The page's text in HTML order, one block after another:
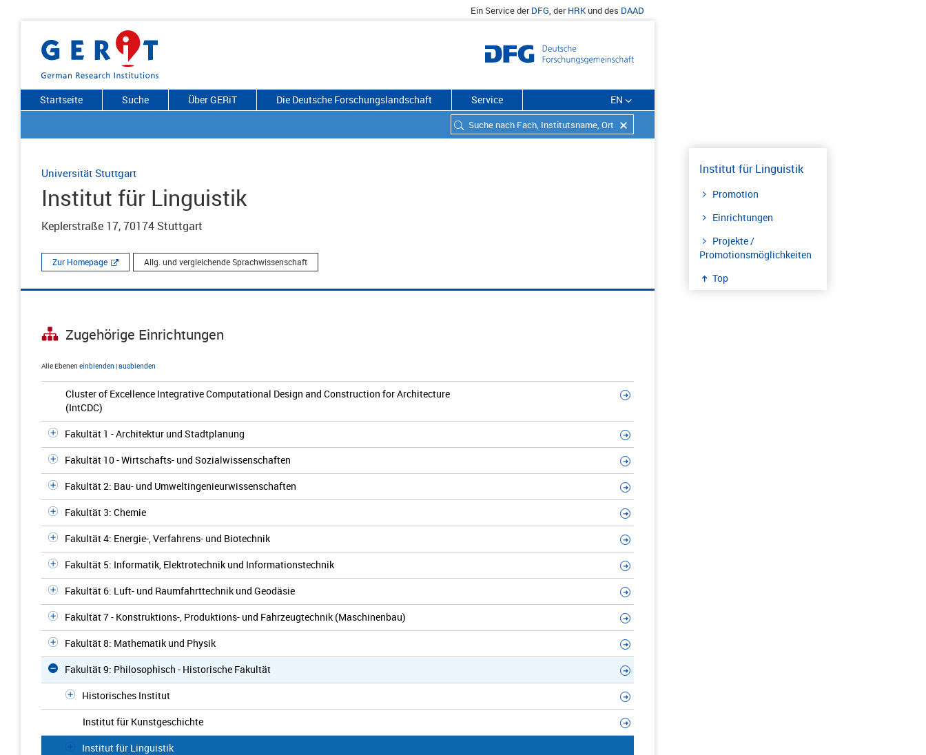
Ein Service derDFG, derHRKund des DAAD
Startseite Suche Über GERiT Die Deutsche Forschungslandschaft Service EN
Institut für Linguistik
Promotion
Einrichtungen
Projekte /
Promotionsmöglichkeiten
Top
Universität Stuttgart
Institut für Linguistik
Keplerstraße 17, 70174 Stuttgart
Zur Homepage Allg. und vergleichende Sprachwissenschaft
Zugehörige Einrichtungen
Alle Ebenen einblenden |ausblenden
Cluster of Excellence Integrative Computational Design and Construction for Architecture
(IntCDC)
Fakultät 1 - Architektur und Stadtplanung
Fakultät 10 - Wirtschafts- und Sozialwissenschaften
Fakultät 2: Bau- und Umweltingenieurwissenschaften
Fakultät 3: Chemie
Fakultät 4: Energie-, Verfahrens- und Biotechnik
Fakultät 5: Informatik, Elektrotechnik und Informationstechnik
Fakultät 6: Luft- und Raumfahrttechnik und Geodäsie
Fakultät 7 - Konstruktions-, Produktions- und Fahrzeugtechnik (Maschinenbau)
Fakultät 8: Mathematik und Physik
Fakultät 9: Philosophisch - Historische Fakultät
Historisches Institut
Institut für Kunstgeschichte
Institut für Linguistik